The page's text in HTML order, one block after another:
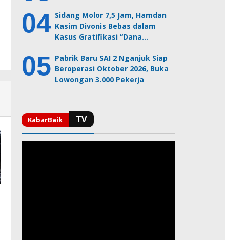
Sidang Molor 7,5 Jam, Hamdan
Kasim Divonis Bebas dalam
Kasus Gratifikasi “Dana…
Pabrik Baru SAI 2 Nganjuk Siap
Beroperasi Oktober 2026, Buka
Lowongan 3.000 Pekerja